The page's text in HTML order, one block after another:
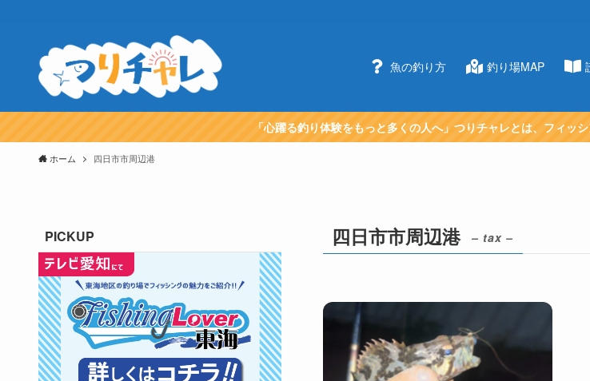
魚の釣り方 釣り場MAP
「心躍る釣り体験をもっと多くの人へ」つりチャレとは、フィッ
ホーム 四日市市周辺港
四日市市周辺港 – tax –
PICKUP